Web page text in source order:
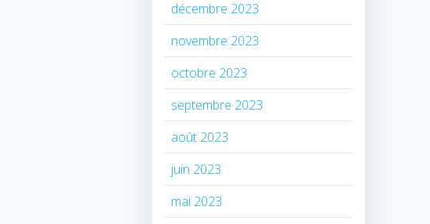
décembre 2023
novembre 2023
octobre 2023
septembre 2023
août 2023
juin 2023
mai 2023